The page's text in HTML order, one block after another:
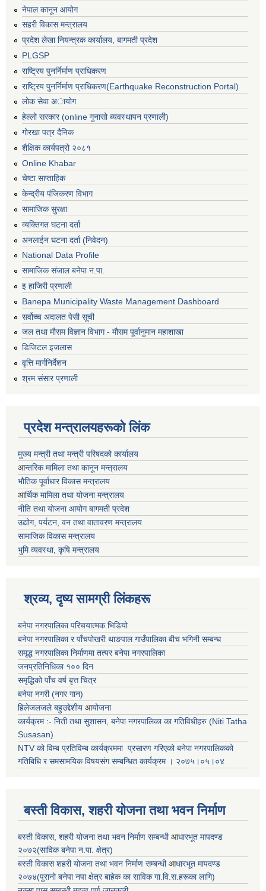
नेपाल कानून आयोग
सहरी विकास मन्त्रालय
प्रदेश लेखा नियन्त्रक कार्यालय, बागमती प्रदेश
PLGSP
राष्ट्रिय पुनर्निर्माण प्राधिकरण
राष्ट्रिय पुनर्निर्माण प्राधिकरण(Earthquake Reconstruction Portal)
लोक सेवा अायोग
हेल्लो सरकार (online गुनासो ब्यवस्थापन प्रणाली)
गोरखा पत्र दैनिक
शैक्षिक कार्यपत्रो २०८१
Online Khabar
चेष्टा साप्ताहिक
केन्द्रीय पंजिकरण विभाग
सामाजिक सुरक्षा
व्यक्तिगत घटना दर्ता
अनलाईन घटना दर्ता (निवेदन)
National Data Profile
सामाजिक संजाल बनेपा न.पा.
इ हाजिरी प्रणाली
Banepa Municipality Waste Management Dashboard
सर्वोच्च अदालत पेसी सूची
जल तथा मौसम विज्ञान विभाग - मौसम पूर्वानुमान महाशाखा
डिजिटल इजलास
वृत्ति मार्गनिर्देशन
श्रम संसार प्रणाली
प्रदेश मन्त्रालयहरूको लिंक
मुख्य मन्त्री तथा मन्त्री परिषदको कार्यालय
आन्तरिक मामिला तथा कानून मन्त्रालय
भाैतिक पूर्वाधार विकास मन्त्रालय
आर्थिक मामिला तथा योजना मन्त्रालय
नीति तथा योजना आयोग बागमती प्रदेश
उद्योग, पर्यटन, वन तथा वातावरण मन्त्रालय
सामाजिक विकास मन्त्रालय
भुमि व्यवस्था, कृषि मन्त्रालय
श्रव्य, दृष्य सामग्री लिंकहरू
बनेपा नगरपालिका परिचयात्मक भिडियो
बनेपा नगरपालिका र पाँचपोखरी थाङपाल गाउँपालिका बीच भगिनी सम्बन्ध
समृद्ध नगरपालिका निर्माणमा तत्पर बनेपा नगरपालिका
जनप्रतिनिधिका १०० दिन
समृद्धिको पाँच वर्ष बृत्त चित्र
बनेपा नगरी (नगर गान)
हिलेजलजले बहुउद्देशीय आयोजना
कार्यक्रम :- निती तथा सुशासन, बनेपा नगरपालिका का गतिविधीहरु (Niti Tatha
Susasan)
NTV को विम्ब प्रतिविम्ब कार्यक्रममा प्रसारण गरिएकोबनेपा नगरपालिकको
गतिबिधि र समसामयिक विषयसंग सम्बन्धित कार्यक्रम । २०७५।०५।०४
बस्ती विकास, शहरी योजना तथा भवन निर्माण
बस्ती विकास, शहरी योजना तथा भवन निर्माण सम्बन्धीआधारभूत मापदण्ड
२०७२(साविक बनेपा न.पा. क्षेत्र)
बस्ती विकास शहरी योजना तथा भवन निर्माण सम्बन्धीआधारभूत मापदण्ड
२०७४(पुरानो बनेपा नपा क्षेत्र बाहेक का साविक गा.वि.स.हरूका लागि)